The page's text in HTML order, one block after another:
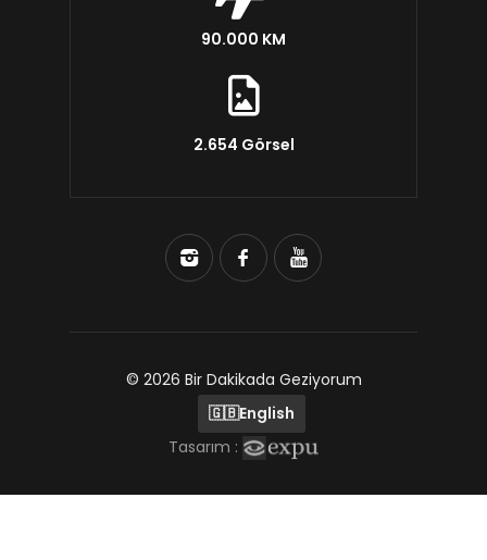
90.000 KM
2.654 Görsel
© 2026 Bir Dakikada Geziyorum
🇬🇧English
Tasarım :